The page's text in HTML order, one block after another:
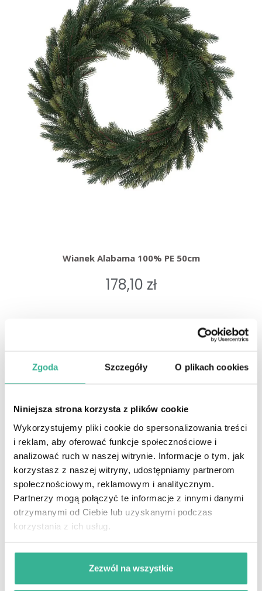
Zgoda Szczegóły O plikach cookies
Niniejsza strona korzysta z plików cookie
Wykorzystujemy pliki cookie do spersonalizowania treści
i reklam, aby oferować funkcje społecznościowe i
analizować ruch w naszej witrynie. Informacje o tym, jak
korzystasz z naszej witryny, udostępniamy partnerom
społecznościowym, reklamowym i analitycznym.
Partnerzy mogą połączyć te informacje z innymi danymi
otrzymanymi od Ciebie lub uzyskanymi podczas
korzystania z ich usług.
Zezwól na wszystkie
Wianek Alabama 100% PE 50cm
178,10 zł